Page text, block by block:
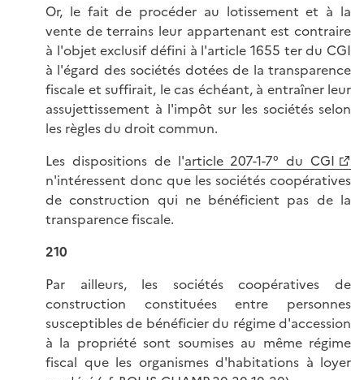
Or, le fait de procéder au lotissement et à la
vente de terrains leur appartenant est contraire
à l'objet exclusif défini à l'article 1655 ter du CGI
à l'égard des sociétés dotées de la transparence
fiscale et suffirait, le cas échéant, à entraîner leur
assujettissement à l'impôt sur les sociétés selon
les règles du droit commun.
Les dispositions de l'article 207-1-7° du CGI
n'intéressent donc que les sociétés coopératives
de construction qui ne bénéficient pas de la
transparence fiscale.
210
Par ailleurs, les sociétés coopératives de
construction constituées entre personnes
susceptibles de bénéficier du régime d'accession
à la propriété sont soumises au même régime
fiscal que les organismes d'habitations à loyer